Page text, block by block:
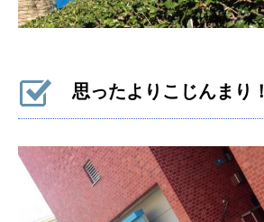
思ったよりこじんまり！